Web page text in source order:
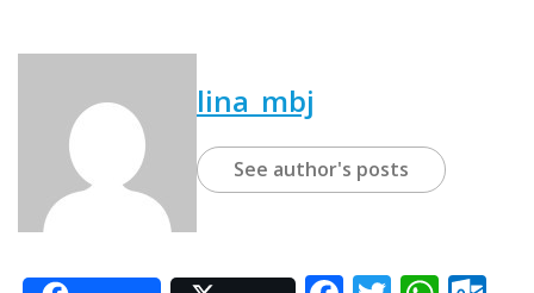
lina_mbj
See author's posts